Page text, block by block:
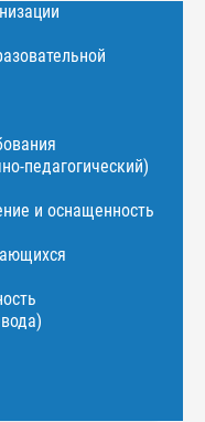
педагогический)
и оснащенность